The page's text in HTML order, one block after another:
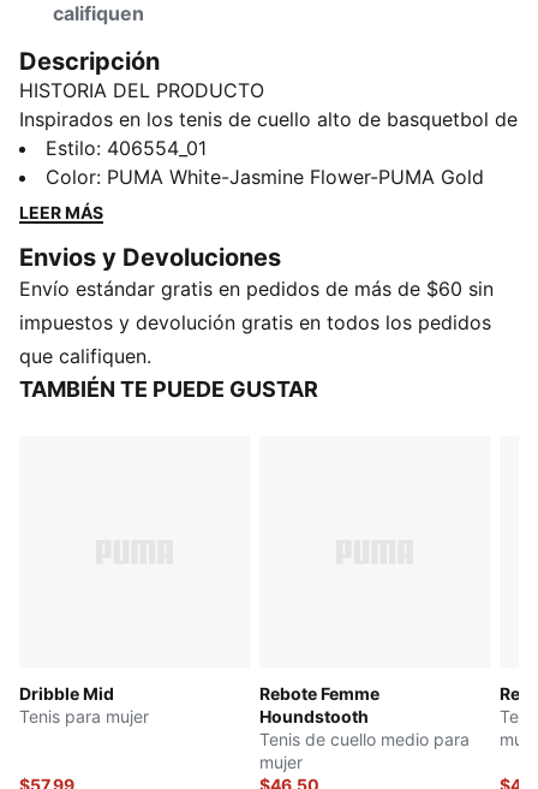
califiquen
Descripción
HISTORIA DEL PRODUCTO
Inspirados en los tenis de cuello alto de basquetbol de
los años 80, estos tenis PUMA llevan la comodidad a
otro nivel para garantizar que los pies y los tobillos
queden bien sujetos de arriba abajo.
SOFTFOAM+: Plantilla cómoda y fácil de poner,
diseñada con un talón extra grueso para proporcionar
una amortiguación suave
DETALLES
Ancho: regular
Estilo: 406554_01
Color: PUMA White-Jasmine Flower-PUMA Gold
LEER MÁS
Envios y Devoluciones
Envío estándar gratis en pedidos de más de $60 sin
impuestos y devolución gratis en todos los pedidos
que califiquen.
TAMBIÉN TE PUEDE GUSTAR
Dribble Mid
Tenis para mujer
$57.99
Rebote Femme
Houndstooth
Tenis de cuello medio para
mujer
$46.50